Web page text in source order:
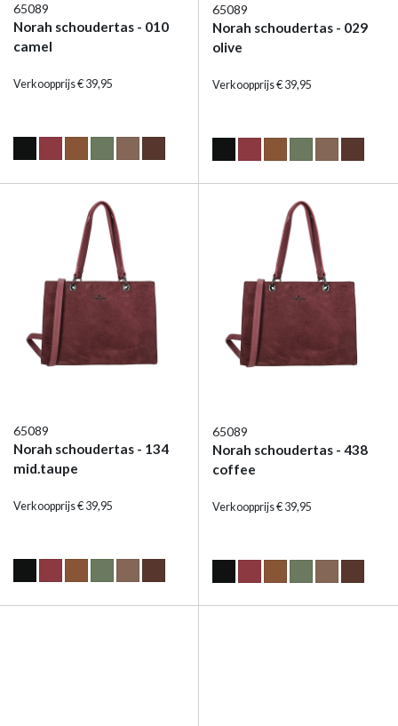
65089
Norah schoudertas - 010
camel
Verkoopprijs € 39,95
65089
Norah schoudertas - 029
olive
Verkoopprijs € 39,95
65089
Norah schoudertas - 134
mid.taupe
Verkoopprijs € 39,95
65089
Norah schoudertas - 438
coffee
Verkoopprijs € 39,95